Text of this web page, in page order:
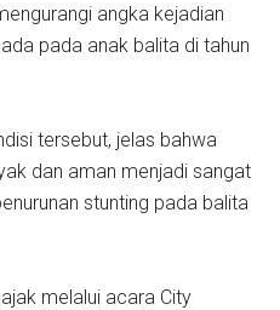
angka kejadian
pada anak balita di tahun
tersebut, jelas bahwa
dan aman menjadi sangat
stunting pada balita
melalui acara City